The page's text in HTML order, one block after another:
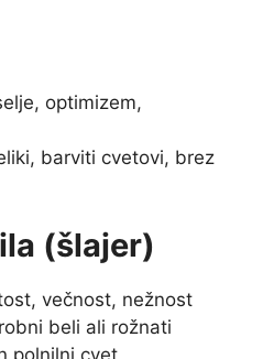
optimizem,
barviti cvetovi, brez
(šlajer)
večnost, nežnost
beli ali rožnati